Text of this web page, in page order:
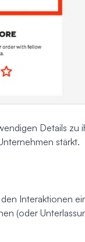
Details zu
stärkt.
Interaktionen
(oder